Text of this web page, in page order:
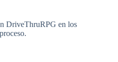
DriveThruRPG en los